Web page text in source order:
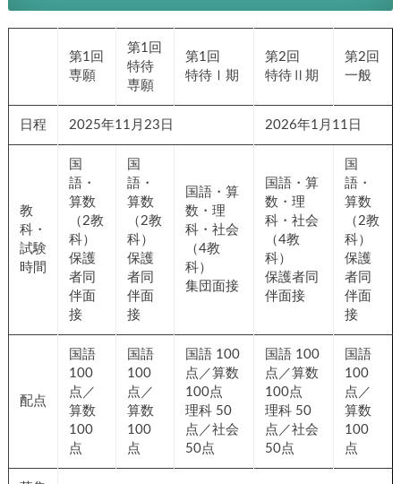
第1
回
第1
回
特待
専願
第1回
特待Ⅰ
第2回
特待Ⅱ期
第2回
一般
日程 2025年11月23日 2026年1月11日
教
科・
試験
国
語・
算数
（2
教
科）
保護
者同
伴面
接
国
語・
算数
（2
教
科）
保護
者同
伴面
接
国語・
算数・
理科・
社会（4
教科）
国語・算
数・理
科・社会
（4教
科）
保護者同
国
語・
算数
（2教
科）
保護
者同
伴面
国語
100
点／
算数
国語
100
点／
算数
国語
100点／
算数
100点
理科 50
国語
100点／
算数
100点
理科 50
国語
100
点／
算数